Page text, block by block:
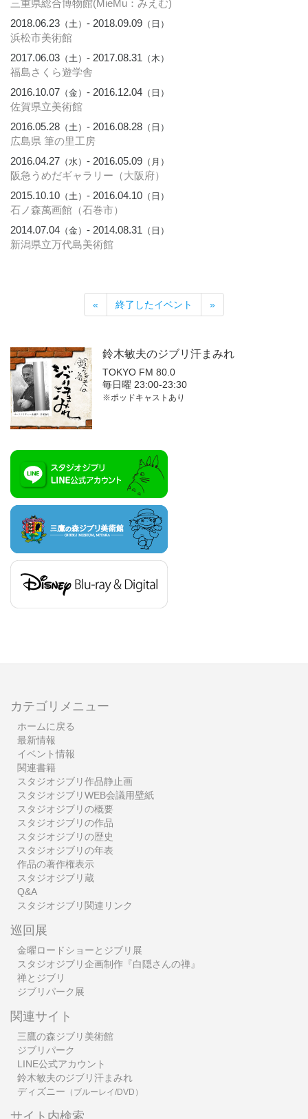
三重県総合博物館(MieMu：みえむ)
2018.06.23 （土） - 2018.09.09 （日）
浜松市美術館
2017.06.03 （土） - 2017.08.31 （木）
福島さくら遊学舎
2016.10.07 （金） - 2016.12.04 （日）
佐賀県立美術館
2016.05.28 （土） - 2016.08.28 （日）
広島県 筆の里工房
2016.04.27 （水） - 2016.05.09 （月）
阪急うめだギャラリー（大阪府）
2015.10.10 （土） - 2016.04.10 （日）
石ノ森萬画館（石巻市）
2014.07.04 （金） - 2014.08.31 （日）
新潟県立万代島美術館
« 終了したイベント »
鈴木敏夫のジブリ汗まみれ
TOKYO FM 80.0
毎日曜 23:00-23:30
※ポッドキャストあり
カテゴリメニュー
ホームに戻る
最新情報
イベント情報
関連書籍
スタジオジブリ作品静止画
スタジオジブリWEB会議用壁紙
スタジオジブリの概要
スタジオジブリの作品
スタジオジブリの歴史
スタジオジブリの年表
作品の著作権表示
スタジオジブリ蔵
Q&A
スタジオジブリ関連リンク
巡回展
金曜ロードショーとジブリ展
スタジオジブリ企画制作『白隠さんの禅』
禅とジブリ
ジブリパーク展
関連サイト
三鷹の森ジブリ美術館
ジブリパーク
LINE公式アカウント
鈴木敏夫のジブリ汗まみれ
ディズニー （ブルーレイ/DVD）
サイト内検索